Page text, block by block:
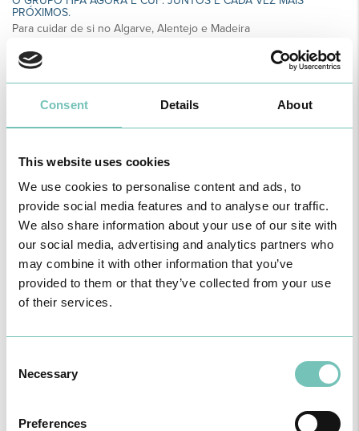
Consent Details About
This website uses cookies
We use cookies to personalise content and ads, to
provide social media features and to analyse our traffic.
We also share information about your use of our site with
our social media, advertising and analytics partners who
may combine it with other information that you’ve
provided to them or that they’ve collected from your use
of their services.
Selection
Necessary
Preferences
PRÓXIMOS.
Para cuidar de si no Algarve, Alentejo e Madeira
CIRURGIA AO ESTRABISMO PEDIÁTRICO
Realizou-se no Hospital CUF Faro a primeira Cirurgia de Estrabismo
Pediátrico n…